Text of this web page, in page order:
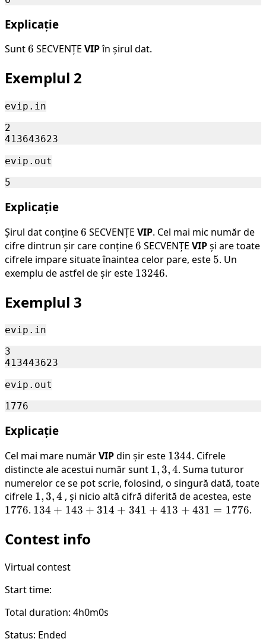
Explicație
Sunt6
6 SECVENȚE VIPîn șirul dat.
Exemplul 2
evip.in
2
evip.out
Explicație
Șirul dat conține6
6 SECVENȚE VIP. Cel mai mic număr de
cifre dintrun șir care conține6
6 SECVENȚE VIPși are toate
cifrele impare situate înaintea celor pare, este 5
5. Un
exemplu de astfel de șir este 13246
13246.
Exemplul 3
evip.in
3
evip.out
Explicație
Cel mai mare numărVIPdin șir este 1344
1344. Cifrele
distincte ale acestui număr sunt {1,
3,
4}
1,3, 4. Suma tuturor
numerelor ce se pot scrie, folosind, o singură dată, toate
cifrele {1,
3,
1,3, 4 , și nicio altă cifră diferită de acestea, este
1776. 134
143
314
341
+
413
+
134 + 143 + 314 + 341 + 413 + 431 = 1776.
Contest info
Virtual contest
Start time:
Total duration: 4h0m0s
Status: Ended